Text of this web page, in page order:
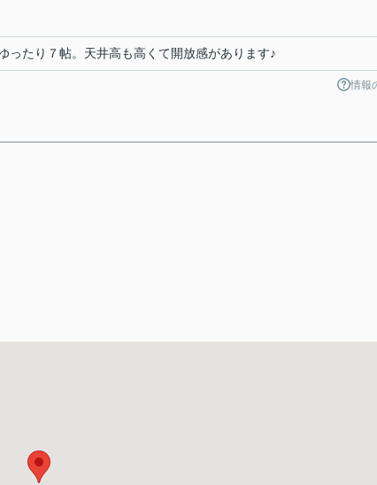
ったり７帖。天井高も高くて開放感があります♪
情報